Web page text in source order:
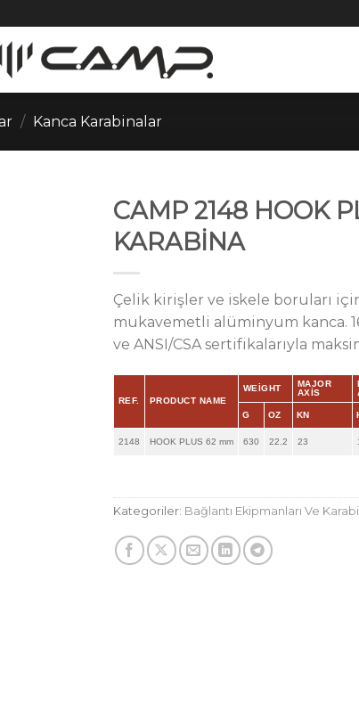
/ Kanca Karabinalar
CAMP 2148 HOOK
KARABİNA
Çelik kirişler ve iskele boruları
mukavemetli alüminyum kanca.
ve ANSI/CSA sertifikalarıyla
REF. PRODUCT NAME
WEIGHT
MAJOR
AXIS
G OZ KN
2148 HOOK PLUS 62 mm 630 22.2 23
Kategoriler: Bağlantı Ekipmanları Ve